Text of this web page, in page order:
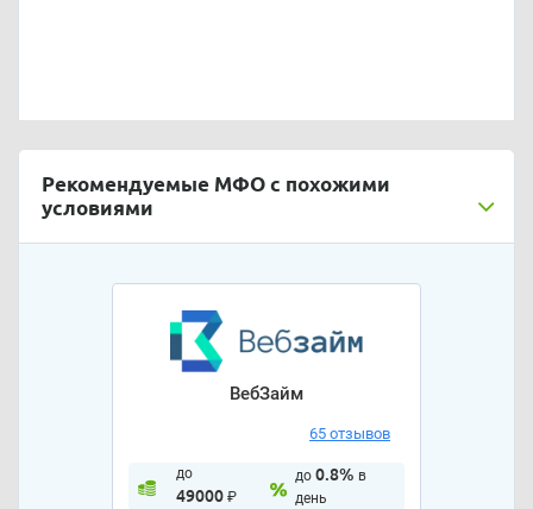
Рекомендуемые МФО с похожими
условиями
ВебЗайм
65 отзывов
до
49000₽
до 0.8% в
день